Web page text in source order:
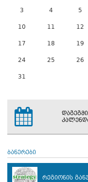
3 4 5
10 11 12
17 18 19
24 25 26
31
ბანერები
რეგიონის